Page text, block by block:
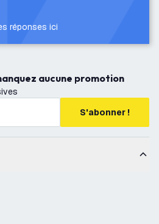
réponses ici
aucune promotion
S'abonner !